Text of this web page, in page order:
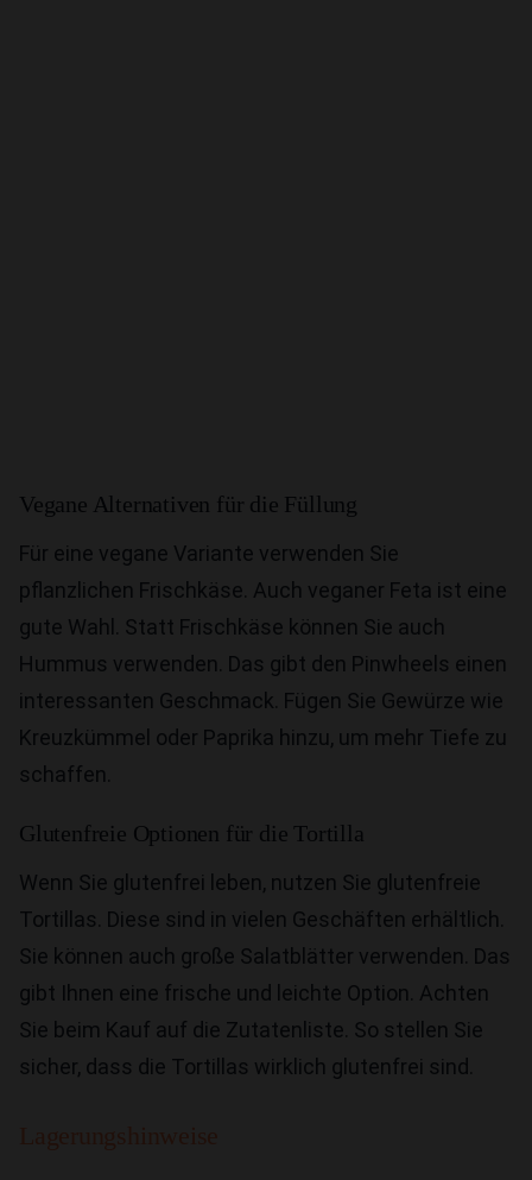
Vegane Alternativen für die Füllung
Für eine vegane Variante verwenden Sie
pflanzlichen Frischkäse. Auch veganer Feta ist eine
gute Wahl. Statt Frischkäse können Sie auch
Hummus verwenden. Das gibt den Pinwheels einen
interessanten Geschmack. Fügen Sie Gewürze wie
Kreuzkümmel oder Paprika hinzu, um mehr Tiefe zu
schaffen.
Glutenfreie Optionen für die Tortilla
Wenn Sie glutenfrei leben, nutzen Sie glutenfreie
Tortillas. Diese sind in vielen Geschäften erhältlich.
Sie können auch große Salatblätter verwenden. Das
gibt Ihnen eine frische und leichte Option. Achten
Sie beim Kauf auf die Zutatenliste. So stellen Sie
sicher, dass die Tortillas wirklich glutenfrei sind.